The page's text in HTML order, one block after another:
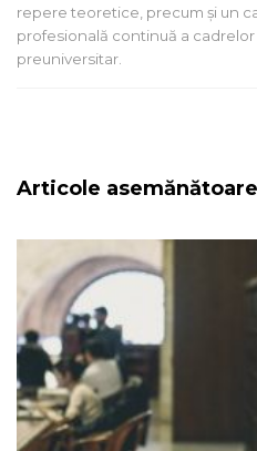
repere teoretice, precum și un
profesională continuă a
preuniversitar.
Articole asemănătoare